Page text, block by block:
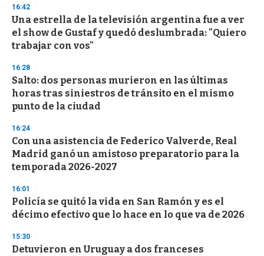
s
e
c
o
n
16:42
Una estrella de la televisión argentina fue a ver
el show de Gustaf y quedó deslumbrada: "Quiero
trabajar con vos"
16:28
Salto: dos personas murieron en las últimas
horas tras siniestros de tránsito en el mismo
punto de la ciudad
16:24
Con una asistencia de Federico Valverde, Real
Madrid ganó un amistoso preparatorio para la
temporada 2026-2027
16:01
Policía se quitó la vida en San Ramón y es el
décimo efectivo que lo hace en lo que va de 2026
15:30
Detuvieron en Uruguay a dos franceses